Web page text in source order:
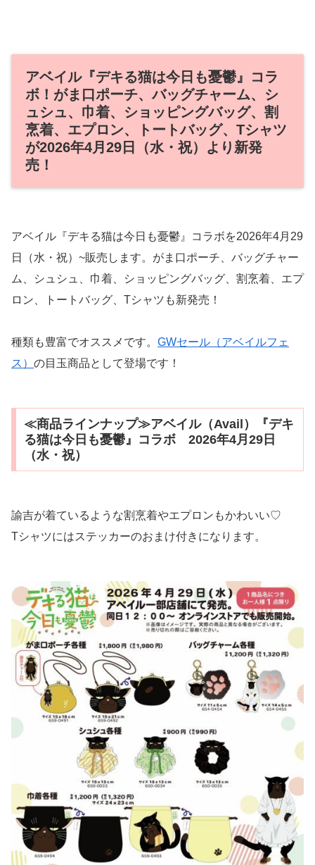
アベイル『デキる猫は今日も憂鬱』コラ
ボ！がま口ポーチ、バッグチャーム、シ
ュシュ、巾着、ショッピングバッグ、割
烹着、エプロン、トートバッグ、Tシャツ
が2026年4月29日（水・祝）より新発
売！
アベイル『デキる猫は今日も憂鬱』コラボを2026年4月29
日（水・祝）~販売します。がま口ポーチ、バッグチャー
ム、シュシュ、巾着、ショッピングバッグ、割烹着、エプ
ロン、トートバッグ、Tシャツも新発売！
種類も豊富でオススメです。 GWセール（アベイルフェ
ス） の目玉商品として登場です！
≪商品ラインナップ≫アベイル（Avail）『デキ
る猫は今日も憂鬱』コラボ 2026年4月29日
（水・祝）
諭吉が着ているような割烹着やエプロンもかわいい♡
Tシャツにはステッカーのおまけ付きになります。